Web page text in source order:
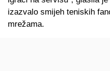
izazvalo smijeh teniskih
mrežama.